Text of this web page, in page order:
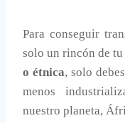
Para conseguir
solo un rincón de tu
o étnica, solo
menos
nuestro planeta,